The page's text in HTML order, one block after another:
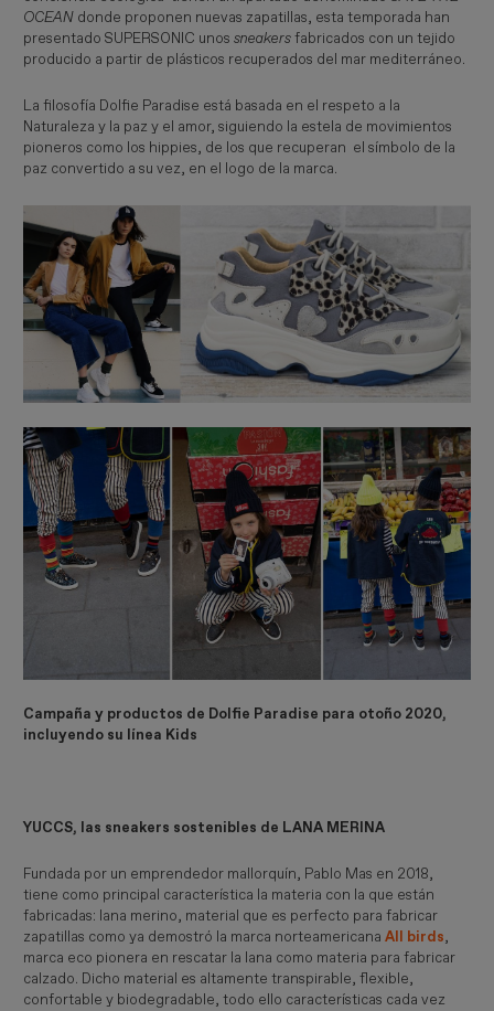
OCEAN donde proponen nuevas zapatillas, esta temporada han
presentado SUPERSONIC unossneakersfabricados con un tejido
producido a partir de plásticos recuperados del mar mediterráneo.
La filosofía Dolfie Paradise está basada en el respeto a la
Naturaleza y la paz y el amor, siguiendo la estela de movimientos
pioneros como los hippies, de los que recuperan el símbolo de la
paz convertido a su vez, en el logo de la marca.
Campaña y productos de Dolfie Paradise para otoño 2020,
incluyendo su línea Kids
YUCCS, las sneakers sostenibles de LANA MERINA
Fundada por un emprendedor mallorquín, Pablo Mas en 2018,
tiene como principal característica la materia con la que están
fabricadas: lana merino, material que es perfecto para fabricar
zapatillas como ya demostró la marca norteamericanaAll birds,
marca eco pionera en rescatar la lana como materia para fabricar
calzado. Dicho material es altamente transpirable, flexible,
confortable y biodegradable, todo ello características cada vez